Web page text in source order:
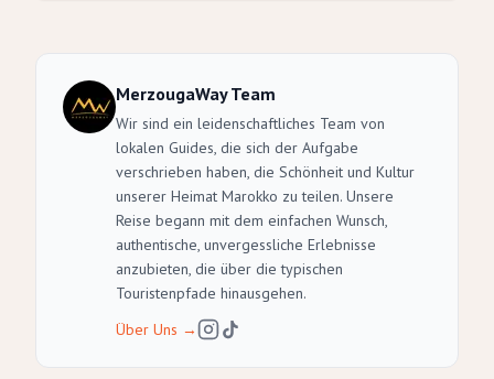
MerzougaWay Team
Wir sind ein leidenschaftliches Team von
lokalen Guides, die sich der Aufgabe
verschrieben haben, die Schönheit und Kultur
unserer Heimat Marokko zu teilen. Unsere
Reise begann mit dem einfachen Wunsch,
authentische, unvergessliche Erlebnisse
anzubieten, die über die typischen
Touristenpfade hinausgehen.
Über Uns →